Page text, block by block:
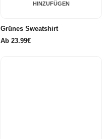
HINZUFÜGEN
Grünes Sweatshirt
Ab 23.99€